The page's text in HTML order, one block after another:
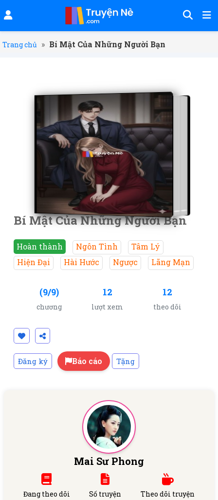
Trang chủ » Bí Mật Của Những Người Bạn
Bí Mật Của Những Người Bạn
Hoàn thành Ngôn Tình
Tâm Lý
Hiện Đại
Hài Hước Ngược Lãng Mạn
(9/9)
chương
12
lượt xem
12
theo dõi
Đăng ký Báo cáo Tặng
Mai Sư Phong
Đang theo dõi
Số truyện
Theo dõi truyện